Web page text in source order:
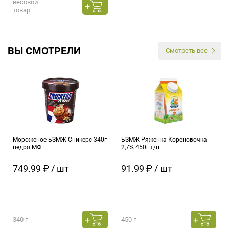
весовой
товар
ВЫ СМОТРЕЛИ Смотреть все
Мороженое БЗМЖ Сникерс 340г
ведро МФ
749.99 ₽ / шт
340 г
БЗМЖ Ряженка Кореновочка
2,7% 450г т/п
91.99 ₽ / шт
450 г